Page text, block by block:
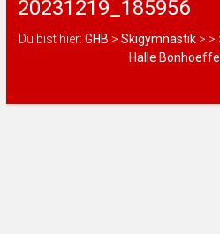
20231219_185956
Du bist hier: GHB >Skigymnastik > >
Halle